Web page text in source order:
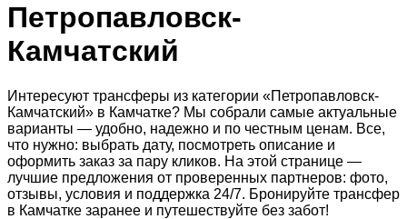
Петропавловск-
Камчатский
Интересуют трансферы из категории «Петропавловск-
Камчатский» в Камчатке? Мы собрали самые актуальные
варианты — удобно, надежно и по честным ценам. Все,
что нужно: выбрать дату, посмотреть описание и
оформить заказ за пару кликов. На этой странице —
лучшие предложения от проверенных партнеров: фото,
отзывы, условия и поддержка 24/7. Бронируйте трансфер
в Камчатке заранее и путешествуйте без забот!